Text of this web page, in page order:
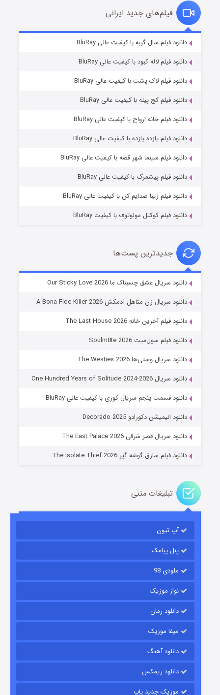
قسمت۶ (زیرنویس) منتشر شد
شوهر
عملیات آپارتمان
قسمت۲ (زیرنویس) منتشر شد
قسمت
فیلم‌های جدید ایرانی
دانلود فیلم سال گربه با کیفیت عالی BluRay
دانلود فیلم لاله کبود با کیفیت عالی BluRay
دانلود فیلم لاک پشت با کیفیت عالی BluRay
دانلود فیلم کج‌ پیله با کیفیت عالی BluRay
دانلود فیلم خانه ارواح با کیفیت عالی BluRay
دانلود فیلم یازده یازده با کیفیت عالی BluRay
دانلود فیلم سینما شهر قصه با کیفیت عالی BluRay
دانلود فیلم پیشمرگ با کیفیت عالی BluRay
دانلود فیلم زیبا صدایم کن با کیفیت عالی BluRay
دانلود فیلم کوکتل مولوتوف با کیفیت BluRay
جدیدترین پست‌ها
دانلود سریال عشق چسبناک ما Our Sticky Love 2026
دانلود سریال زن متاهل آدمکش A Bona Fide Killer 2026
دانلود فیلم آخرین خانه The Last House 2026
دانلود فیلم سول‌میت Soulm8te 2026
دانلود سریال وستی‌ها The Westies 2026
دانلود سریال One Hundred Years of Solitude 2024-2026
دانلود قسمت پنجم سریال کوری با کیفیت عالی BluRay
دانلود انیمیشن دکورادو Decorado 2025
دانلود سریال قصر شرقی The East Palace 2026
دانلود فیلم سارق گوشه گیر The Isolate Thief 2026
تبلیغات متنی
آپ تیون
پنل پیامک
ملودی 98
نواز موزیک
دانلود رمان
میفا موزیک
دانلود آهنگ
دانلود ریمکس
موزیک جدید پاپ